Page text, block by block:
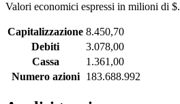
Valori economici espressi in milioni di $.
Capitalizzazione 8.450,70
Debiti
3.078,00
Cassa
1.361,00
Numero azioni
183.688.992